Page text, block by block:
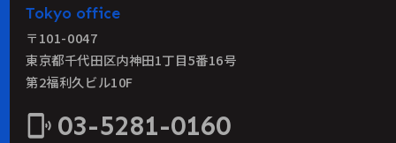
Tokyo office
〒101-0047
東京都千代田区内神田1丁目5番16号
第2福利久ビル10F
phonelink_ring 03-5281-0160